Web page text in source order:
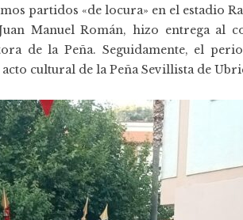
partidos «de locura» en el estadio
Manuel Román, hizo entrega al
de la Peña. Seguidamente, el
cultural de la Peña Sevillista de